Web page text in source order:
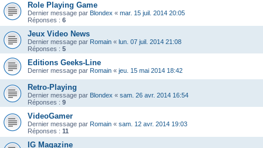
Role Playing Game
Dernier message par Blondex « mar. 15 juil. 2014 20:05
Réponses : 6
Jeux Video News
Dernier message par Romain « lun. 07 juil. 2014 21:08
Réponses : 5
Editions Geeks-Line
Dernier message par Romain « jeu. 15 mai 2014 18:42
Retro-Playing
Dernier message par Blondex « sam. 26 avr. 2014 16:54
Réponses : 9
VideoGamer
Dernier message par Romain « sam. 12 avr. 2014 19:03
Réponses : 11
IG Magazine